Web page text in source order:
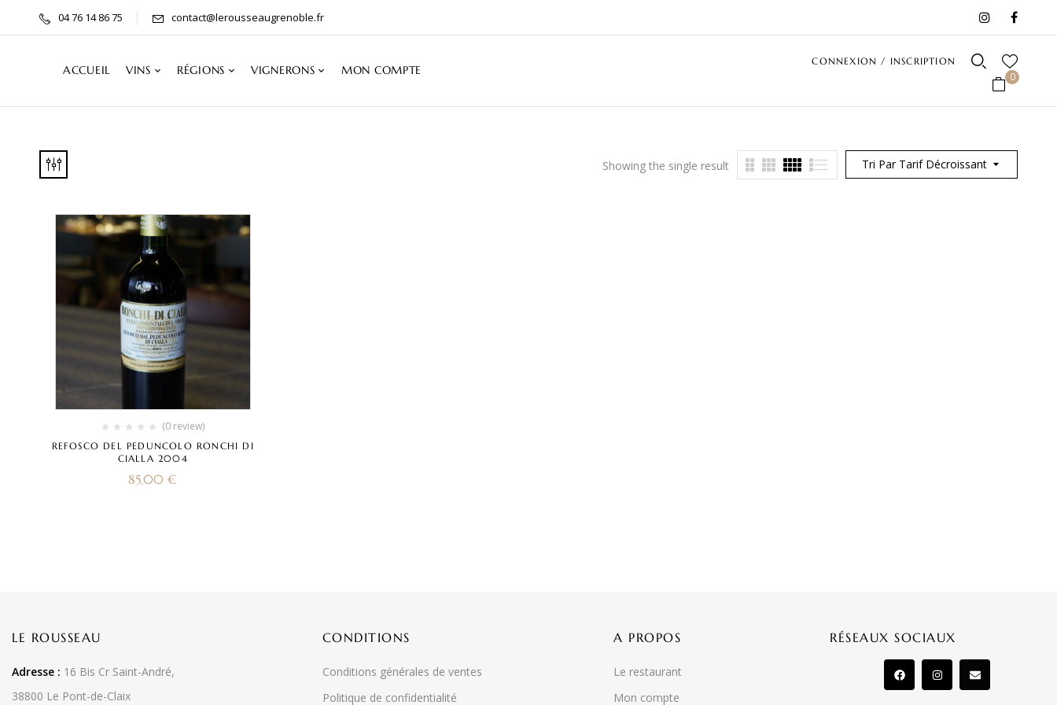
04 76 14 86 75 contact@lerousseaugrenoble.fr
ACCUEIL VINS RÉGIONS VIGNERONS MON COMPTE
CONNEXION / INSCRIPTION
0
Tri Par Tarif Décroissant
Showing the single result
(0 review)
REFOSCO DEL PEDUNCOLO RONCHI DI
CIALLA 2004
85,00€
LE ROUSSEAU
Adresse : 16 Bis Cr Saint-André,
38800 Le Pont-de-Claix
CONDITIONS
Conditions générales de ventes
Politique de confidentialité
A PROPOS
Le restaurant
Mon compte
RÉSEAUX SOCIAUX